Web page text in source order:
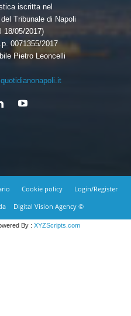
iscritta nel
Tribunale di Napoli
18/05/2017)
0071355/2017
Pietro Leoncelli
Cookie policy
Login/Register
Digital Vision Agency ©
By : XYZScripts.com